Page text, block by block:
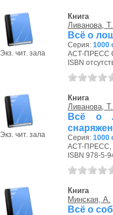
Экз. чит. зала
Книга
Ливанова,
Всё о
Серия: 1000
АСТ-ПРЕСС
ISBN
Экз. чит. зала
Книга
Ливанова,
Всё о
Серия: 1000
АСТ-ПРЕСС,
ISBN 978-5-
Книга
Минская, А.
Всё о